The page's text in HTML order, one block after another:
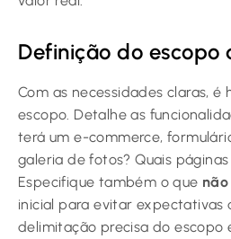
Definição do escopo
Com as necessidades claras, é
escopo. Detalhe as
terá um e-commerce,
galeria de fotos? Quais
Especifique também o que não
inicial para evitar expectativas
delimitação precisa do escopo